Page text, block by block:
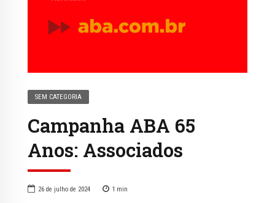
SEM CATEGORIA
Campanha ABA 65
Anos: Associados
26 de julho de 2024 1 min